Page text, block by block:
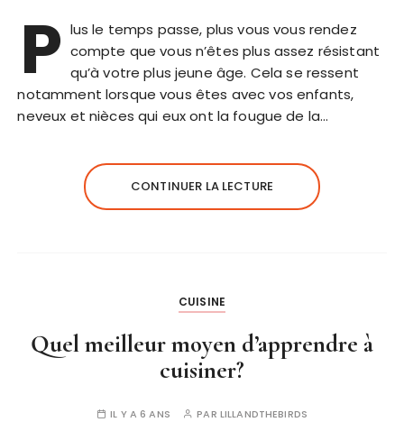
P lus le temps passe, plus vous vous rendez
compte que vous n’êtes plus assez résistant
qu’à votre plus jeune âge. Cela se ressent
notamment lorsque vous êtes avec vos enfants,
neveux et nièces qui eux ont la fougue de la…
CONTINUER LA LECTURE
CUISINE
Quel meilleur moyen d’apprendre à
cuisiner?
IL Y A 6 ANS PAR LILLANDTHEBIRDS